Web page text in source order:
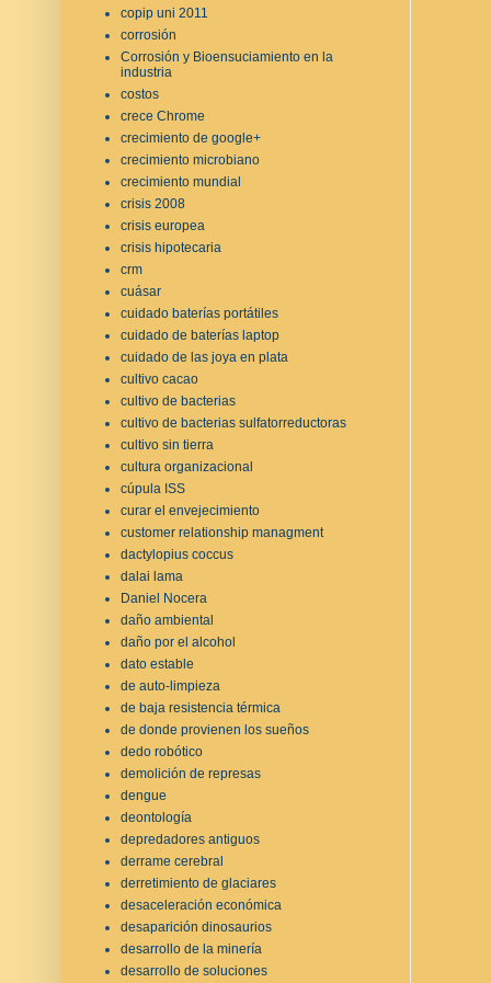
copip uni 2011
corrosión
Corrosión y Bioensuciamiento en la
industria
costos
crece Chrome
crecimiento de google+
crecimiento microbiano
crecimiento mundial
crisis 2008
crisis europea
crisis hipotecaria
crm
cuásar
cuidado baterías portátiles
cuidado de baterías laptop
cuidado de las joya en plata
cultivo cacao
cultivo de bacterias
cultivo de bacterias sulfatorreductoras
cultivo sin tierra
cultura organizacional
cúpula ISS
curar el envejecimiento
customer relationship managment
dactylopius coccus
dalai lama
Daniel Nocera
daño ambiental
daño por el alcohol
dato estable
de auto-limpieza
de baja resistencia térmica
de donde provienen los sueños
dedo robótico
demolición de represas
dengue
deontología
depredadores antiguos
derrame cerebral
derretimiento de glaciares
desaceleración económica
desaparición dinosaurios
desarrollo de la minería
desarrollo de soluciones